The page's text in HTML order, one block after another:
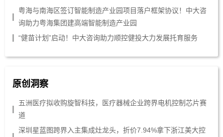
粤海与南海区签订智能制造产业园项目落户框架协议！中大咨
询助力粤海集团建高端智能制造产业园
“健苗计划”启动！中大咨询助力顺控健投大力发展托育服务
原创洞察
五洲医疗拟收购旋智科技，医疗器械企业跨界电机控制芯片赛
道
深圳星蓝图跨界入主集成灶龙头，折价7.94%拿下浙江美大控